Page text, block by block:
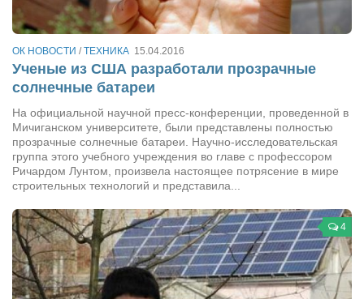
Александр Гвоздик
Музыканты
Евгений Касьяненко
Сергей Коноз
Денис Федченко
Звукорежиссёры
Guitarproduction Studio
Писатели
Поэты
ОК НОВОСТИ /ТЕХНИКА 15.04.2016
Ученые из США разработали прозрачные
солнечные батареи
На официальной научной пресс-конференции, проведенной в
Мичиганском университете, были представлены полностью
прозрачные солнечные батареи. Научно-исследовательская
группа этого учебного учреждения во главе с профессором
Ричардом Лунтом, произвела настоящее потрясение в мире
строительных технологий и представила...
4